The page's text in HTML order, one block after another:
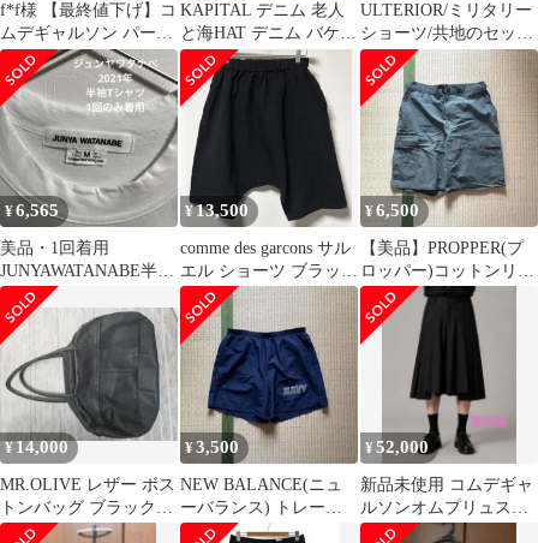
f*f様 【最終値下げ】コ
ムデギャルソン パーツ
付け袖 ハーネス
KAPITAL デニム 老人
と海HAT デニム バケッ
トハット
ULTERIOR/ミリタリー
ショーツ/共地のセット
アップになるジャケッ
トも販売中
¥6,565
美品・1回着用
JUNYAWATANABE半袖
TシャツホワイトM
2021日本製
¥13,500
comme des garcons サル
エル ショーツ ブラック
縮絨 コムコム
¥6,500
【美品】PROPPER(プ
ロッパー)コットンリッ
プストップ BDUショー
ツ
¥14,000
MR.OLIVE レザー ボス
トンバッグ ブラック
archive
¥3,500
NEW BALANCE(ニュ
ーバランス) トレーニ
ングショーツ
¥52,000
新品未使用 コムデギャ
ルソンオムプリュス
25ss ショーツ 生産少 レ